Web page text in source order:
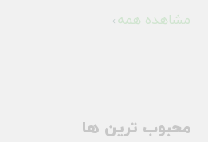
مشاهده همه
محبوب ترین ها